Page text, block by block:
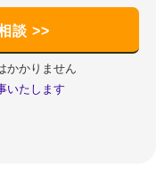
談 >>
かかりません
いたします